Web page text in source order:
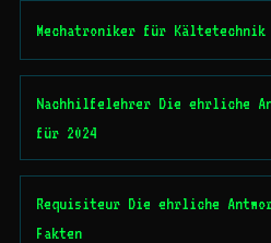
Mechatroniker für Kältetechnik
Nachhilfelehrer Die ehrliche
für 2024
Requisiteur Die ehrliche
Fakten